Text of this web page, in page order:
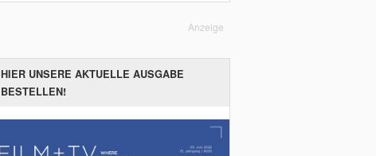
Anzeige
HIER UNSERE AKTUELLE AUSGABE
BESTELLEN!